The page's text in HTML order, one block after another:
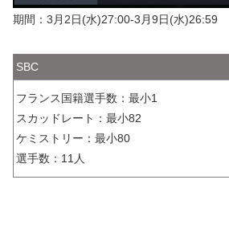
期間：3月2日(水)27:00-3月9日(水)26:59
SBC
フランス国籍選手数：最小1
スカッドレート：最小82
ケミストリー：最小80
選手数：11人